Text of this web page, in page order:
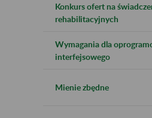
Konkurs ofert na
rehabilitacyjnych
Wymagania dla
interfejsowego
Mienie zbędne